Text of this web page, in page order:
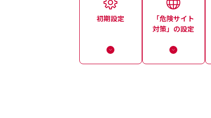
初期設定
「危険サイト
対策」の設定